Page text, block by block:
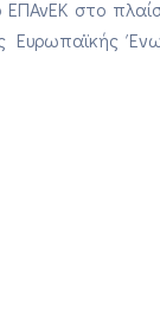
EΠΑνΕΚ στο
Ευρωπαϊκής